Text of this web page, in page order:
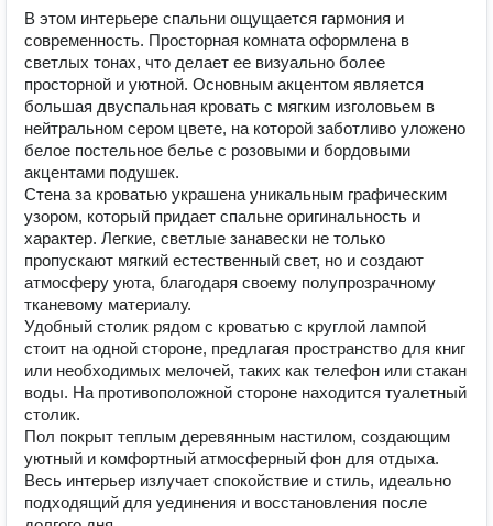
В этом интерьере спальни ощущается гармония и
современность. Просторная комната оформлена в
светлых тонах, что делает ее визуально более
просторной и уютной. Основным акцентом является
большая двуспальная кровать с мягким изголовьем в
нейтральном сером цвете, на которой заботливо уложено
белое постельное белье с розовыми и бордовыми
акцентами подушек.
Стена за кроватью украшена уникальным графическим
узором, который придает спальне оригинальность и
характер. Легкие, светлые занавески не только
пропускают мягкий естественный свет, но и создают
атмосферу уюта, благодаря своему полупрозрачному
тканевому материалу.
Удобный столик рядом с кроватью с круглой лампой
стоит на одной стороне, предлагая пространство для книг
или необходимых мелочей, таких как телефон или стакан
воды. На противоположной стороне находится туалетный
столик.
Пол покрыт теплым деревянным настилом, создающим
уютный и комфортный атмосферный фон для отдыха.
Весь интерьер излучает спокойствие и стиль, идеально
подходящий для уединения и восстановления после